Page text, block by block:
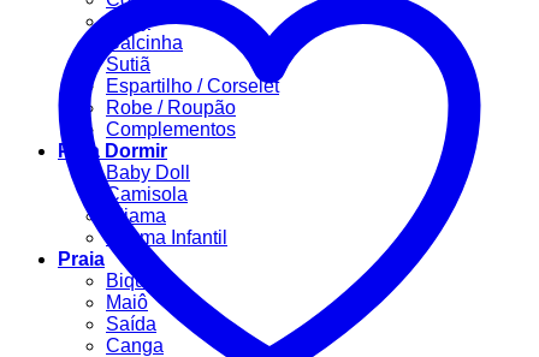
Body
Calcinha
Sutiã
Espartilho / Corselet
Robe / Roupão
Complementos
Para Dormir
Baby Doll
Camisola
Pijama
Pijama Infantil
Praia
Biquíni
Maiô
Saída
Canga